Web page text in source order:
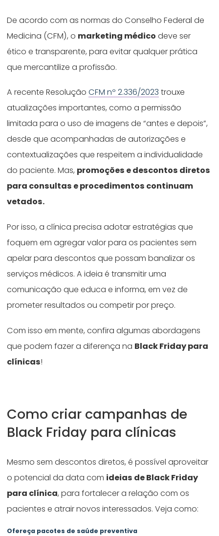
De acordo com as normas do Conselho Federal de
Medicina (CFM), o marketing médico deve ser
ético e transparente, para evitar qualquer prática
que mercantilize a profissão.
A recente ResoluçãoCFM nº 2.336/2023 trouxe
atualizações importantes, como a permissão
limitada para o uso de imagens de “antes e depois”,
desde que acompanhadas de autorizações e
contextualizações que respeitem a individualidade
do paciente. Mas, promoções e descontos diretos
para consultas e procedimentos continuam
vetados.
Por isso, a clínica precisa adotar estratégias que
foquem em agregar valor para os pacientes sem
apelar para descontos que possam banalizar os
serviços médicos. A ideia é transmitir uma
comunicação que educa e informa, em vez de
prometer resultados ou competir por preço.
Com isso em mente, confira algumas abordagens
que podem fazer a diferença na Black Friday para
clínicas!
Como criar campanhas de
Black Friday para clínicas
Mesmo sem descontos diretos, é possível aproveitar
o potencial da data com ideias de Black Friday
para clínica, para fortalecer a relação com os
pacientes e atrair novos interessados. Veja como:
Ofereça pacotes de saúde preventiva